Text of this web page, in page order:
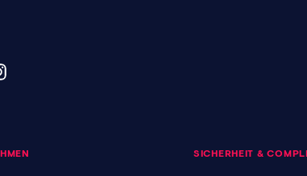
SICHERHEIT &